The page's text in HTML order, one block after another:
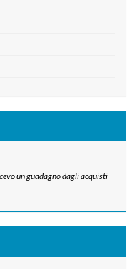
un guadagno dagli acquisti